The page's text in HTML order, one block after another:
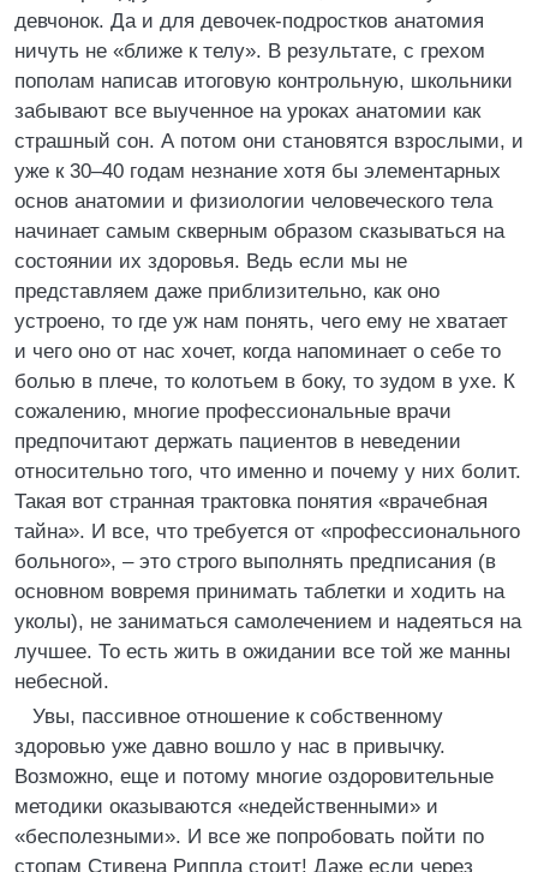
девчонок. Да и для девочек-подростков анатомия
ничуть не «ближе к телу». В результате, с грехом
пополам написав итоговую контрольную, школьники
забывают все выученное на уроках анатомии как
страшный сон. А потом они становятся взрослыми, и
уже к 30–40 годам незнание хотя бы элементарных
основ анатомии и физиологии человеческого тела
начинает самым скверным образом сказываться на
состоянии их здоровья. Ведь если мы не
представляем даже приблизительно, как оно
устроено, то где уж нам понять, чего ему не хватает
и чего оно от нас хочет, когда напоминает о себе то
болью в плече, то колотьем в боку, то зудом в ухе. К
сожалению, многие профессиональные врачи
предпочитают держать пациентов в неведении
относительно того, что именно и почему у них болит.
Такая вот странная трактовка понятия «врачебная
тайна». И все, что требуется от «профессионального
больного», – это строго выполнять предписания (в
основном вовремя принимать таблетки и ходить на
уколы), не заниматься самолечением и надеяться на
лучшее. То есть жить в ожидании все той же манны
небесной.
Увы, пассивное отношение к собственному
здоровью уже давно вошло у нас в привычку.
Возможно, еще и потому многие оздоровительные
методики оказываются «недейственными» и
«бесполезными». И все же попробовать пойти по
стопам Стивена Риппла стоит! Даже если через